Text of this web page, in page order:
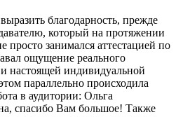
благодарность, прежде
который на протяжении
просто занимался аттестацией по
ощущение реального
настоящей индивидуальной
параллельно происходила
в аудитории: Ольга
спасибо Вам большое! Также